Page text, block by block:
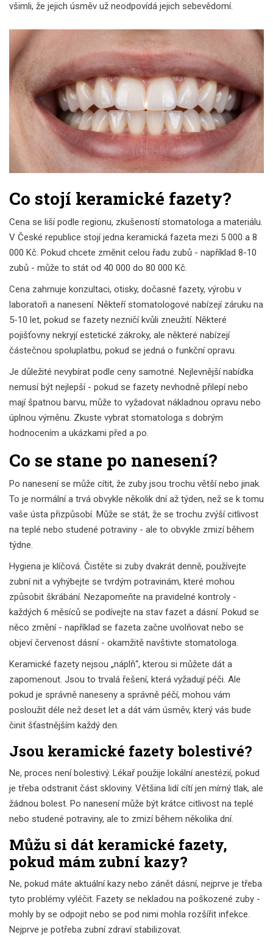
všimli, že jejich úsměv už neodpovídá jejich sebevědomí.
Co stojí keramické fazety?
Cena se liší podle regionu, zkušeností stomatologa a materiálu.
V České republice stojí jedna keramická fazeta mezi 5 000 a 8
000 Kč. Pokud chcete změnit celou řadu zubů - například 8-10
zubů - může to stát od 40 000 do 80 000 Kč.
Cena zahrnuje konzultaci, otisky, dočasné fazety, výrobu v
laboratoři a nanesení. Někteří stomatologové nabízejí záruku na
5-10 let, pokud se fazety nezničí kvůli zneužití. Některé
pojišťovny nekryjí estetické zákroky, ale některé nabízejí
částečnou spoluplatbu, pokud se jedná o funkční opravu.
Je důležité nevybírat podle ceny samotné. Nejlevnější nabídka
nemusí být nejlepší - pokud se fazety nevhodně přilepí nebo
mají špatnou barvu, může to vyžadovat nákladnou opravu nebo
úplnou výměnu. Zkuste vybrat stomatologa s dobrým
hodnocením a ukázkami před a po.
Co se stane po nanesení?
Po nanesení se může cítit, že zuby jsou trochu větší nebo jinak.
To je normální a trvá obvykle několik dní až týden, než se k tomu
vaše ústa přizpůsobí. Může se stát, že se trochu zvýší citlivost
na teplé nebo studené potraviny - ale to obvykle zmizí během
týdne.
Hygiena je klíčová. Čistěte si zuby dvakrát denně, používejte
zubní nit a vyhýbejte se tvrdým potravinám, které mohou
způsobit škrábání. Nezapomeňte na pravidelné kontroly -
každých 6 měsíců se podívejte na stav fazet a dásní. Pokud se
něco změní - například se fazeta začne uvolňovat nebo se
objeví červenost dásní - okamžitě navštivte stomatologa.
Keramické fazety nejsou „náplň“, kterou si můžete dát a
zapomenout. Jsou to trvalá řešení, která vyžadují péči. Ale
pokud je správně naneseny a správně péčí, mohou vám
posloužit déle než deset let a dát vám úsměv, který vás bude
činit šťastnějším každý den.
Jsou keramické fazety bolestivé?
Ne, proces není bolestivý. Lékař použije lokální anestézií, pokud
je třeba odstranit část skloviny. Většina lidí cítí jen mírný tlak, ale
žádnou bolest. Po nanesení může být krátce citlivost na teplé
nebo studené potraviny, ale to zmizí během několika dní.
Můžu si dát keramické fazety,
pokud mám zubní kazy?
Ne, pokud máte aktuální kazy nebo zánět dásní, nejprve je třeba
tyto problémy vyléčit. Fazety se nekladou na poškozené zuby -
mohly by se odpojit nebo se pod nimi mohla rozšířit infekce.
Nejprve je potřeba zubní zdraví stabilizovat.